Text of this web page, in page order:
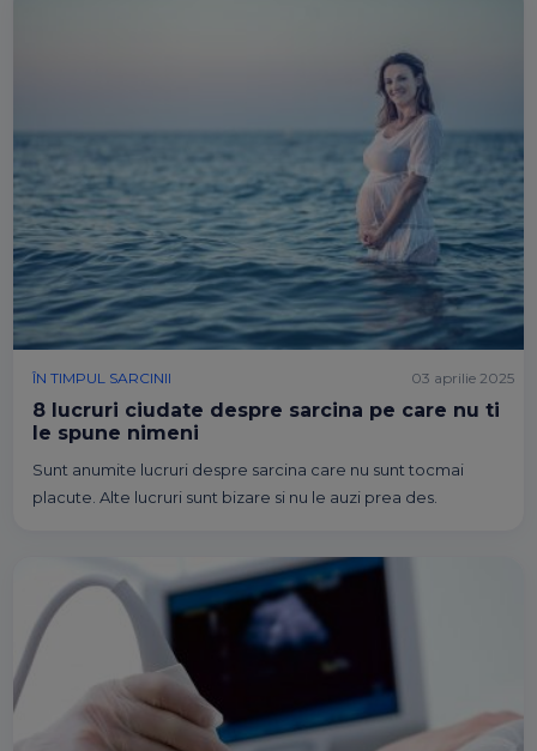
ÎN TIMPUL SARCINII
8 lucruri ciudate despre sarcina pe care nu ti
le spune nimeni
Sunt anumite lucruri despre sarcina care nu sunt tocmai
placute. Alte lucruri sunt bizare si nu le auzi prea des.
03 aprilie 2025